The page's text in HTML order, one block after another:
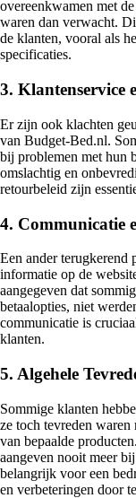
overeenkwamen met
waren dan verwacht.
de klanten, vooral als
specificaties.
3. Klantenservice
Er zijn ook klachten
van Budget-Bed.nl.
bij problemen met hun
omslachtig en
retourbeleid zijn
4. Communicatie
Een ander terugkerend
informatie op de
aangegeven dat
betaalopties, niet
communicatie is
klanten.
5. Algehele
Sommige klanten
ze toch tevreden
van bepaalde
aangeven nooit meer
belangrijk voor een
en verbeteringen door